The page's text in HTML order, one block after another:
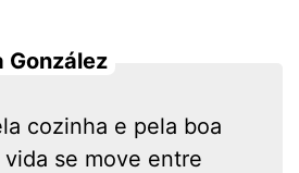
González
cozinha e pela boa
se move entre